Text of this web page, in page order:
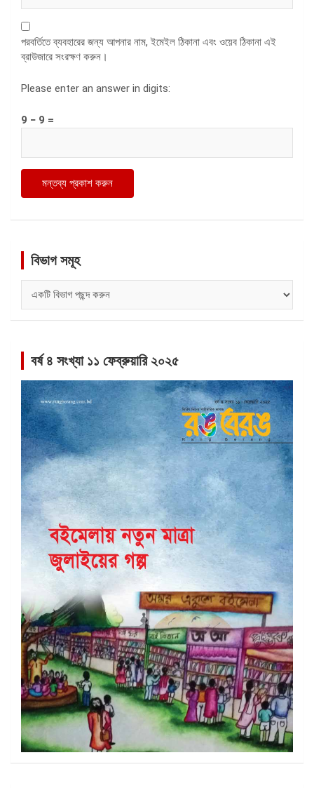
পরবর্তিতে ব্যবহারের জন্য আপনার নাম, ইমেইল ঠিকানা এবং ওয়েব ঠিকানা এই
ব্রাউজারে সংরক্ষণ করুন।
Please enter an answer in digits:
9 − 9 =
বিভাগ সমূহ
সমূহ
বর্ষ ৪ সংখ্যা ১১ ফেব্রুয়ারি ২০২৫